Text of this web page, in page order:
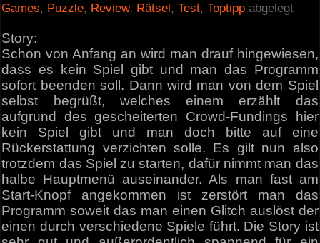
Games, Puzzle, Review, Rätsel,Test,Toptipp abgelegt
Story:
Schon von Anfang an wird man drauf hingewiesen,
dass es kein Spiel gibt und man das Programm
sofort beenden soll. Dann wird man von dem Spiel
selbst begrüßt, welches einem erzählt das
aufgrund des gescheiterten Crowd-Fundings hier
kein Spiel gibt und man doch bitte auf eine
Rückerstattung verzichten solle. Es gilt nun also
trotzdem das Spiel zu starten, dafür nimmt man das
halbe Hauptmenü auseinander. Als man fast am
Start-Knopf angekommen ist zerstört man das
Programm soweit das man einen Glitch auslöst der
einen durch verschiedene Spiele führt. Die Story ist